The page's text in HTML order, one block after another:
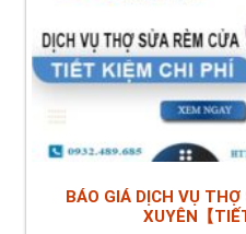
BÁO GIÁ DỊCH VỤ
XUYÊN【